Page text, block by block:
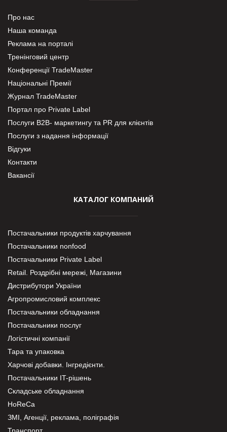
Про нас
Наша команда
Реклама на порталі
Тренінговий центр
Конференції TradeMaster
Національні Премії
Журнал TradeMaster
Портал про Private Label
Послуги В2В- маркетингу та PR для клієнтів
Послуги з надання інформації
Відгуки
Контакти
Вакансії
КАТАЛОГ КОМПАНИЙ
Постачальники продуктів харчування
Постачальники nonfood
Постачальники Private Label
Retail. Роздрібні мережі, Магазини
Дистрибутори України
Агропромисловий комплекс
Постачальники обладнання
Постачальники послуг
Логістичні компанії
Тара та упаковка
Харчові добавки. Інгредієнти.
Постачальники IT-рішень
Складське обладнання
HoReCa
ЗМІ, Агенції, реклама, поліграфія